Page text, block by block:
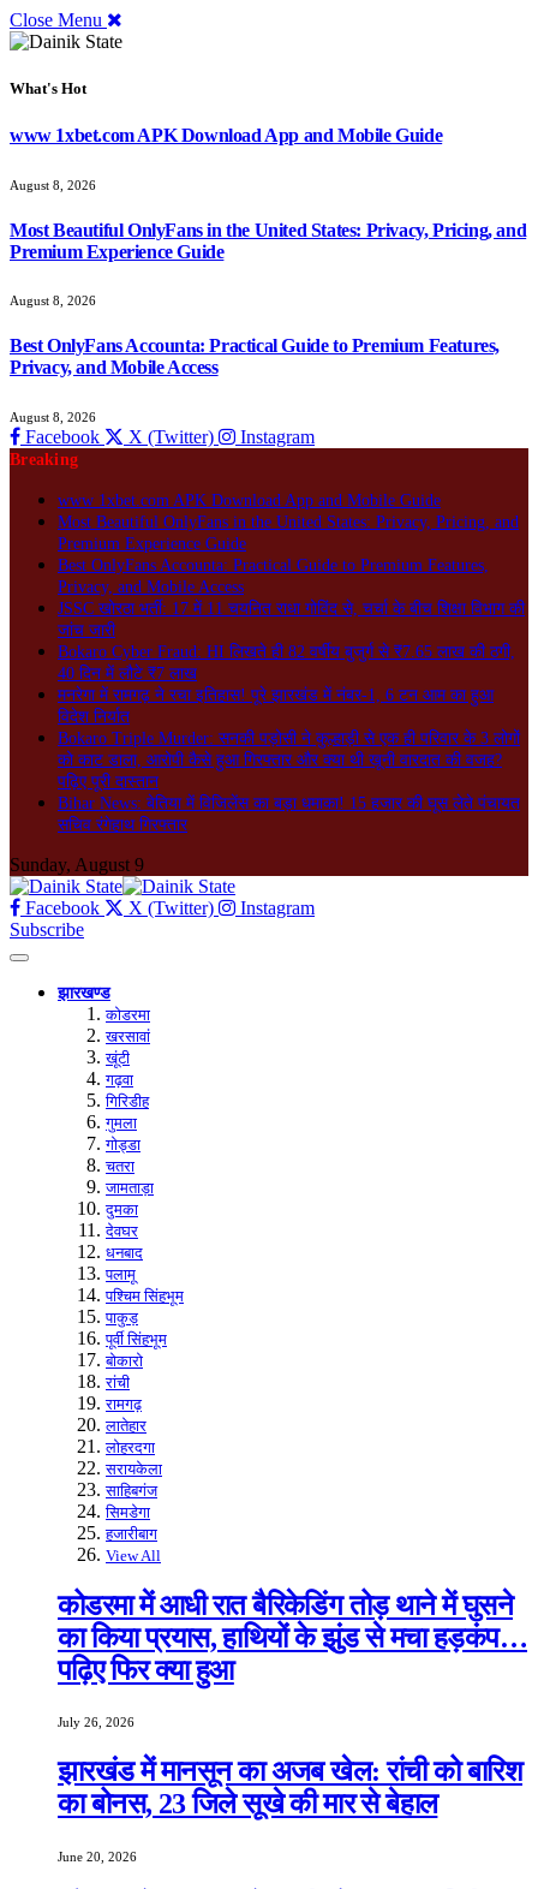
Close Menu
What's Hot
www 1xbet.com APK Download App and Mobile Guide
August 8, 2026
Most Beautiful OnlyFans in the United States: Privacy, Pricing, and
Premium Experience Guide
August 8, 2026
Best OnlyFans Accounta: Practical Guide to Premium Features,
Privacy, and Mobile Access
August 8, 2026
Facebook X (Twitter) Instagram
Breaking
www 1xbet.com APK Download App and Mobile Guide
Most Beautiful OnlyFans in the United States: Privacy, Pricing, and
Premium Experience Guide
Best OnlyFans Accounta: Practical Guide to Premium Features,
Privacy, and Mobile Access
JSSC खोरठा भर्ती: 17 में 11 चयनित राधा गोविंद से, चर्चा के बीच शिक्षा विभाग की
जांच जारी
Bokaro Cyber Fraud: HI लिखते ही 82 वर्षीय बुजुर्ग से ₹7.65 लाख की ठगी,
40 दिन में लौटे ₹7 लाख
मनरेगा में रामगढ़ ने रचा इतिहास! पूरे झारखंड में नंबर-1, 6 टन आम का हुआ
विदेश निर्यात
Bokaro Triple Murder: सनकी पड़ोसी ने कुल्हाड़ी से एक ही परिवार के 3 लोगों
को काट डाला, आरोपी कैसे हुआ गिरफ्तार और क्या थी खूनी वारदात की वजह?
पढ़िए पूरी दास्तान
Bihar News: बेतिया में विजिलेंस का बड़ा धमाका! 15 हजार की घूस लेते पंचायत
सचिव रंगेहाथ गिरफ्तार
Sunday, August 9
Facebook X (Twitter)
Instagram
Subscribe
झारखण्ड
कोडरमा
खरसावां
खूंटी
गढ़वा
गिरिडीह
गुमला
गोड्डा
चतरा
जामताड़ा
दुमका
देवघर
धनबाद
पलामू
पश्चिम सिंहभूम
पाकुड़
पूर्वी सिंहभूम
बोकारो
रांची
रामगढ़
लातेहार
लोहरदगा
सरायकेला
साहिबगंज
सिमडेगा
हजारीबाग
View All
कोडरमा में आधी रात बैरिकेडिंग तोड़ थाने में घुसने
का किया प्रयास, हाथियों के झुंड से मचा हड़कंप…
पढ़िए फिर क्या हुआ
July 26, 2026
झारखंड में मानसून का अजब खेल: रांची को बारिश
का बोनस, 23 जिले सूखे की मार से बेहाल
June 20, 2026